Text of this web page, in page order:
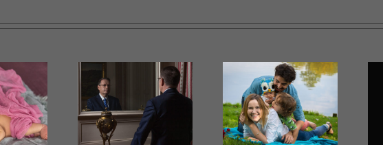
BIZNES RODZINA WIZERUNEK